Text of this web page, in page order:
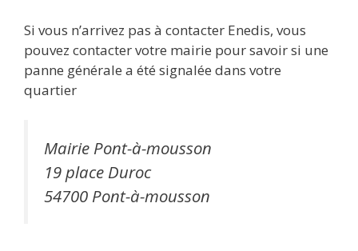
Si vous n’arrivez pas à contacter Enedis, vous
pouvez contacter votre mairie pour savoir si une
panne générale a été signalée dans votre
quartier
Mairie Pont-à-mousson
19 place Duroc
54700 Pont-à-mousson